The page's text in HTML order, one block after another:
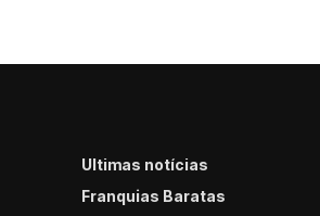
Últimas notícias
Franquias Baratas